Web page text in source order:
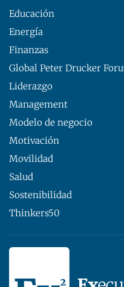
Educación
Energía
Finanzas
Global Peter Drucker
Liderazgo
Management
Modelo de negocio
Motivación
Movilidad
Salud
Sostenibilidad
Thinkers50